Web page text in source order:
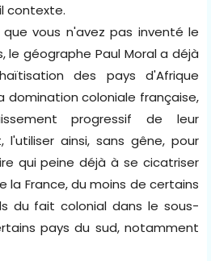
contexte.
vous n'avez pas inventé le
le géographe Paul Moral a déjà
des pays d'Afrique
domination coloniale française,
progressif de leur
l'utiliser ainsi, sans gêne, pour
qui peine déjà à se cicatriser
France, du moins de certains
du fait colonial dans le sous-
pays du sud, notamment